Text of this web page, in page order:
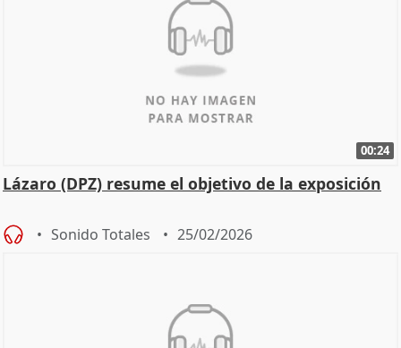
00:24
Lázaro (DPZ) resume el objetivo de la exposición
Sonido Totales 25/02/2026